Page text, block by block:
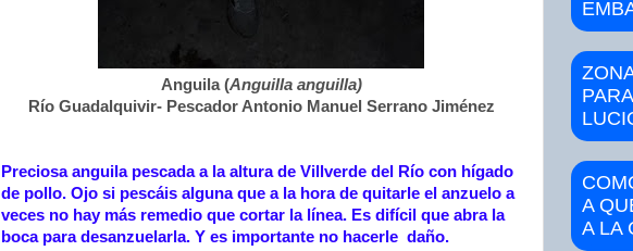
Anguila (Anguilla anguilla)
Río Guadalquivir- Pescador Antonio Manuel Serrano Jiménez
Preciosa anguila pescada a la altura de Villverde del Río con hígado
de pollo. Ojo si pescáis alguna que a la hora de quitarle el anzuelo a
veces no hay más remedio que cortar la línea. Es difícil que abra la
boca para desanzuelarla. Y es importante no hacerle daño.
A
A LA